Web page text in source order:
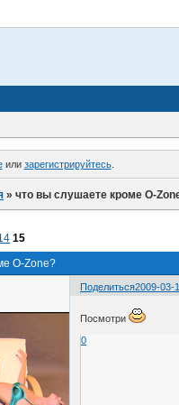
или зарегистрируйтесь.
»что вы слушаете кроме O-
O-Zone?
15
Поделиться2009-03-
Посмотри
0